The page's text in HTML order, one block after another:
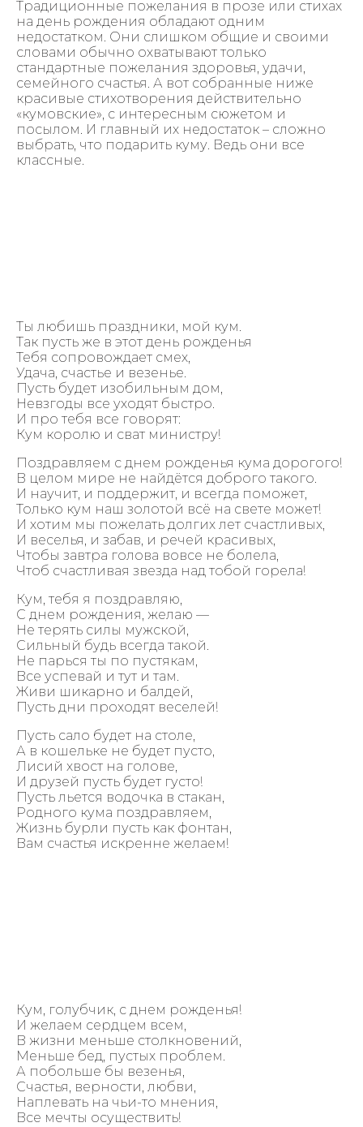
Традиционные пожелания в прозе или стихах
на день рождения обладают одним
недостатком. Они слишком общие и своими
словами обычно охватывают только
стандартные пожелания здоровья, удачи,
семейного счастья. А вот собранные ниже
красивые стихотворения действительно
«кумовские», с интересным сюжетом и
посылом. И главный их недостаток – сложно
выбрать, что подарить куму. Ведь они все
классные.
Ты любишь праздники, мой кум.
Так пусть же в этот день рожденья
Тебя сопровождает смех,
Удача, счастье и везенье.
Пусть будет изобильным дом,
Невзгоды все уходят быстро.
И про тебя все говорят:
Кум королю и сват министру!
Поздравляем с днем рожденья кума дорогого!
В целом мире не найдётся доброго такого.
И научит, и поддержит, и всегда поможет,
Только кум наш золотой всё на свете может!
И хотим мы пожелать долгих лет счастливых,
И веселья, и забав, и речей красивых,
Чтобы завтра голова вовсе не болела,
Чтоб счастливая звезда над тобой горела!
Кум, тебя я поздравляю,
С днем рождения, желаю —
Не терять силы мужской,
Сильный будь всегда такой.
Не парься ты по пустякам,
Все успевай и тут и там.
Живи шикарно и балдей,
Пусть дни проходят веселей!
Пусть сало будет на столе,
А в кошельке не будет пусто,
Лисий хвост на голове,
И друзей пусть будет густо!
Пусть льется водочка в стакан,
Родного кума поздравляем,
Жизнь бурли пусть как фонтан,
Вам счастья искренне желаем!
Кум, голубчик, с днем рожденья!
И желаем сердцем всем,
В жизни меньше столкновений,
Меньше бед, пустых проблем.
А побольше бы везенья,
Счастья, верности, любви,
Наплевать на чьи-то мнения,
Все мечты осуществить!